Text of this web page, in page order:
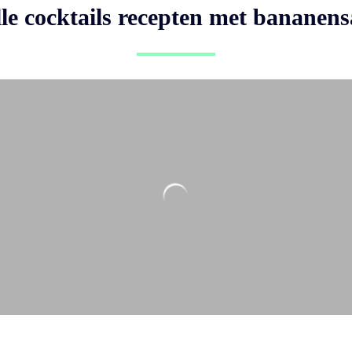
cocktails recepten met